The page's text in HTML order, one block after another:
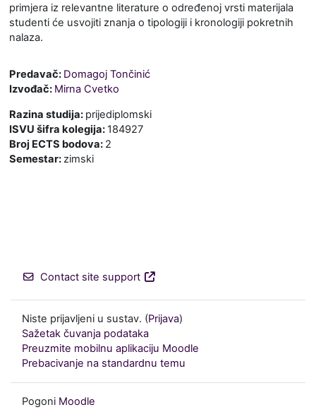
primjera iz relevantne literature o određenoj vrsti materijala
studenti će usvojiti znanja o tipologiji i kronologiji pokretnih
nalaza.
Predavač: Domagoj Tončinić
Izvođač: Mirna Cvetko
Razina studija: prijediplomski
ISVU šifra kolegija: 184927
Broj ECTS bodova: 2
Semestar:zimski
Contact site support
Niste prijavljeni u sustav. (Prijava)
Sažetak čuvanja podataka
Preuzmite mobilnu aplikaciju Moodle
Prebacivanje na standardnu temu
Pogoni Moodle